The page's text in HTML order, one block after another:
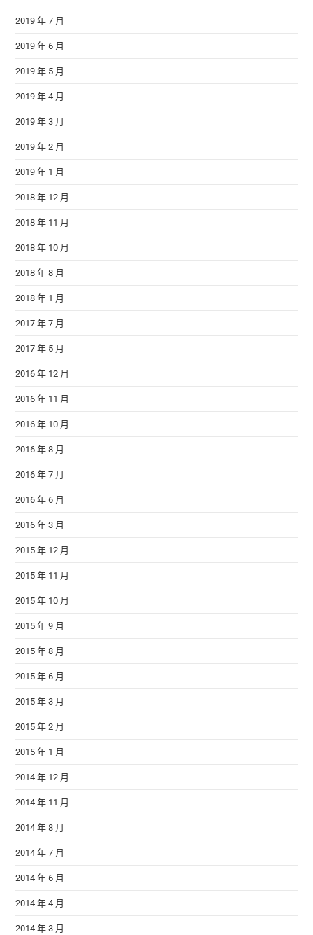
2019 年 7 月
2019 年 6 月
2019 年 5 月
2019 年 4 月
2019 年 3 月
2019 年 2 月
2019 年 1 月
2018 年 12 月
2018 年 11 月
2018 年 10 月
2018 年 8 月
2018 年 1 月
2017 年 7 月
2017 年 5 月
2016 年 12 月
2016 年 11 月
2016 年 10 月
2016 年 8 月
2016 年 7 月
2016 年 6 月
2016 年 3 月
2015 年 12 月
2015 年 11 月
2015 年 10 月
2015 年 9 月
2015 年 8 月
2015 年 6 月
2015 年 3 月
2015 年 2 月
2015 年 1 月
2014 年 12 月
2014 年 11 月
2014 年 8 月
2014 年 7 月
2014 年 6 月
2014 年 4 月
2014 年 3 月